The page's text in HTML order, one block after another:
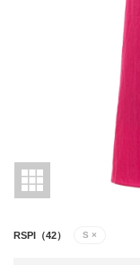
RSPI（42） S ×